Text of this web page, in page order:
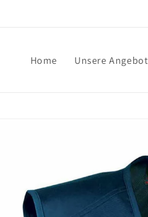
Home Unsere Angebot